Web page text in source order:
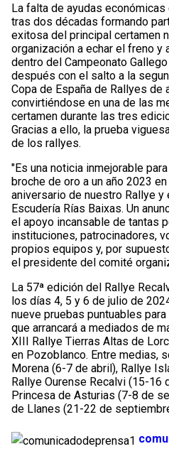
La falta de ayudas
tras dos décadas formando
exitosa del principal certamen
organización a echar el freno y
dentro del Campeonato
después con el salto a la
Copa de España de Rallyes de
convirtiéndose en una de las
certamen durante las tres
Gracias a ello, la prueba
de los rallyes.
"Es una noticia inmejorable
broche de oro a un año 2023
aniversario de nuestro Rallye
Escudería Rías Baixas. Un
el apoyo incansable de tantas
instituciones, patrocinadores,
propios equipos y, por
el presidente del comité
La 57ª edición del Rallye
los días 4, 5 y 6 de julio de
nueve pruebas puntuables
que arrancará a mediados de
XIII Rallye Tierras Altas de
en Pozoblanco. Entre medias,
Morena (6-7 de abril), Rallye
Rallye Ourense Recalvi (15-16
Princesa de Asturias (7-8 de
de Llanes (21-22 de